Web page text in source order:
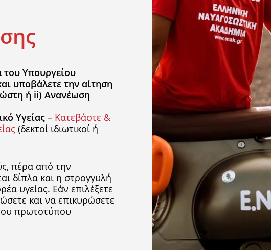
Υπουργείου
υποβάλετε την αίτηση
ή ii) Ανανέωση
Υγείας – Κατεβάστε &
(δεκτοί ιδιωτικοί ή
πέρα από την
δίπλα και η στρογγυλή
υγείας. Εάν επιλέξετε
και να επικυρώσετε
πρωτοτύπου